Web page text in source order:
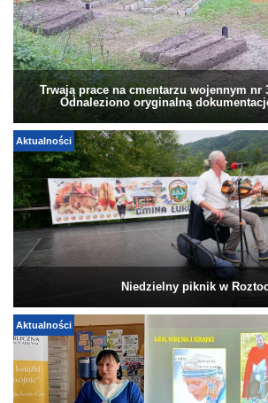
Trwają prace na cmentarzu wojennym nr
Odnaleziono oryginalną
Aktualności
Niedzielny piknik w
Aktualności